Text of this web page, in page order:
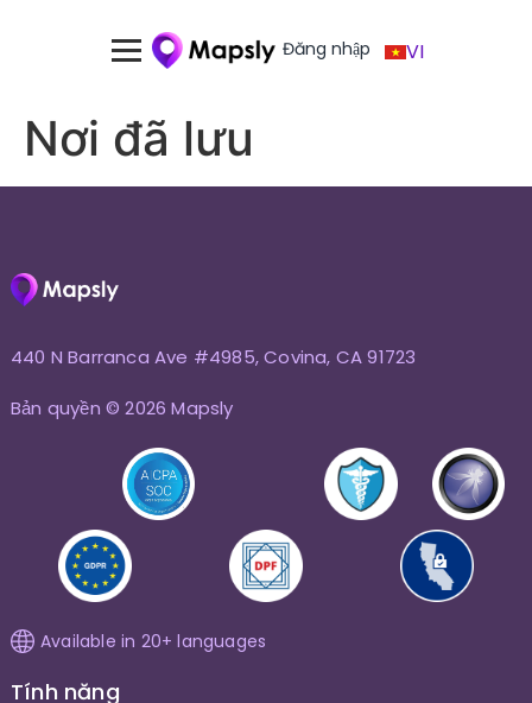
Đăng nhập VI
Nơi đã lưu
440 N Barranca Ave #4985, Covina, CA 91723
Bản quyền © 2026 Mapsly
Available in 20+ languages
Tính năng